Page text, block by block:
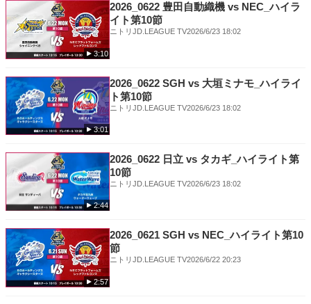
3:10
2026_0622 豊田自動織機 vs NEC_ハイラ
イト第10節
ニトリJD.LEAGUE TV2026/6/23 18:02
3:01
2026_0622 SGH vs 大垣ミナモ_ハイライ
ト第10節
ニトリJD.LEAGUE TV2026/6/23 18:02
2:44
2026_0622 日立 vs タカギ_ハイライト第
10節
ニトリJD.LEAGUE TV2026/6/23 18:02
2:57
2026_0621 SGH vs NEC_ハイライト第10
節
ニトリJD.LEAGUE TV2026/6/22 20:23